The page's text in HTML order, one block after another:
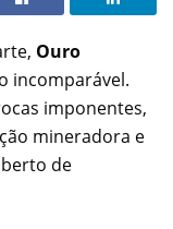
Ouro
incomparável.
imponentes,
mineradora e
de